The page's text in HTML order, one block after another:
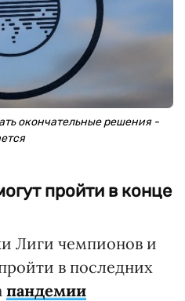
окончательные решения -
пройти в конце
Лиги чемпионов и
в последних
пандемии